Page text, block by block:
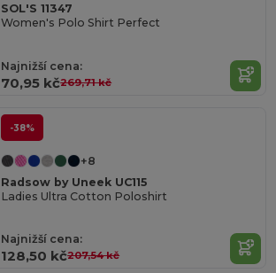
SOL'S 11347
Women's Polo Shirt Perfect
Najnižší cena:
70,95 kč269,71 kč
-38%
+8
Radsow by Uneek UC115
Ladies Ultra Cotton Poloshirt
Najnižší cena:
128,50 kč207,54 kč